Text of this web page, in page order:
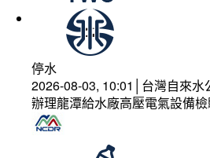
停水
2026-08-03, 10:01│台灣自來水
辦理龍潭給水廠高壓電氣設備